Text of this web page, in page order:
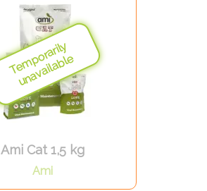
Ami Cat 1,5 kg
Ami